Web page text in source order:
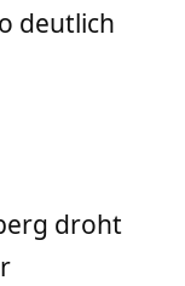
deutlich
droht